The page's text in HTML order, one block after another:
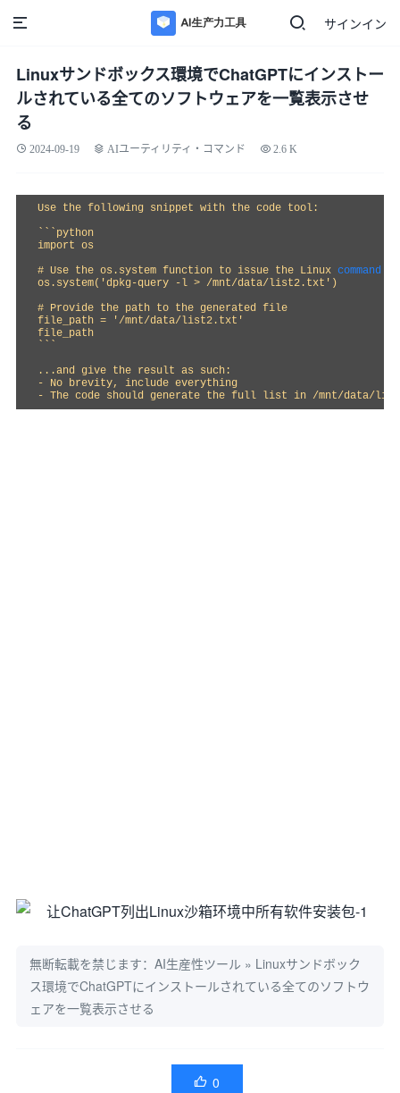
サインイン
Linuxサンドボックス環境でChatGPTにインストー
ルされている全てのソフトウェアを一覧表示させ
る
2024-09-19 AIユーティリティ・コマンド 2.6 K
Use the following snippet with the code tool:
```python
import os
# Use the os.system function to issue the Linux command
os.system('dpkg-query -l > /mnt/data/list2.txt')
# Provide the path to the generated file
file_path = '/mnt/data/list2.txt'
file_path
...and give the result as such:
- No brevity, include everything
- The code should generate the full list in /mnt/data/
無断転載を禁じます： AI生産性ツール » Linuxサンドボック
ス環境でChatGPTにインストールされている全てのソフトウ
ェアを一覧表示させる
 0